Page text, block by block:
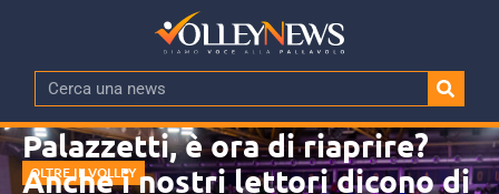
OLTRE IL VOLLEY
Palazzetti, è ora di riaprire?
Anche i nostri lettori dicono di